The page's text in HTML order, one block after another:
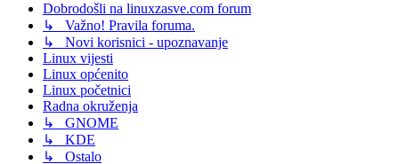
Dobrodošli na linuxzasve.com forum
↳ Važno! Pravila foruma.
↳ Novi korisnici - upoznavanje
Linux vijesti
Linux općenito
Linux početnici
Radna okruženja
↳ GNOME
↳ KDE
↳ Ostalo